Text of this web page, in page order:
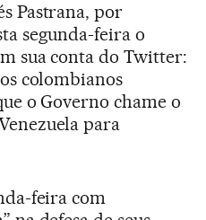
Pastrana, por
segunda-feira o
sua conta do Twitter:
colombianos
o Governo chame o
para
feira com